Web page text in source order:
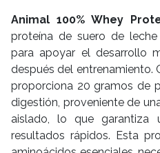
Animal 100% Whey
proteína de suero de
para apoyar el desarrollo
después del entrenamiento.
proporciona 20 gramos de
digestión, proveniente de
aislado, lo que garantiza
resultados rápidos. Esta